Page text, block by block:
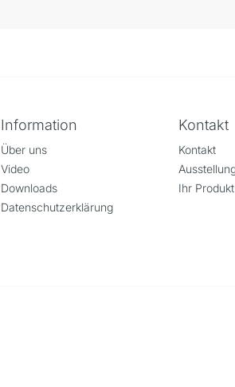
Information
Über uns
Video
Downloads
Datenschutzerklärung
Kontakt
Kontakt
Ihr